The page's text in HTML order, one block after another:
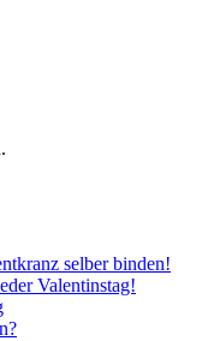
selber binden!
Valentinstag!